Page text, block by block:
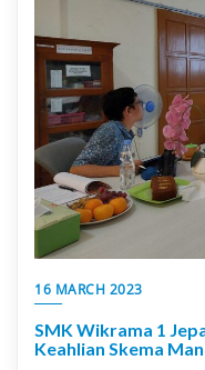
16 MARCH 2023
SMK Wikrama 1
Keahlian Skema